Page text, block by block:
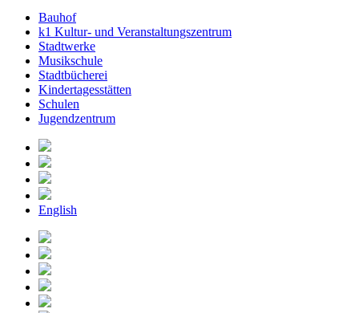
Bauhof
k1 Kultur- und Veranstaltungszentrum
Stadtwerke
Musikschule
Stadtbücherei
Kindertagesstätten
Schulen
Jugendzentrum
English